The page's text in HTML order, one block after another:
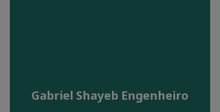
Gabriel Shayeb Engenheiro